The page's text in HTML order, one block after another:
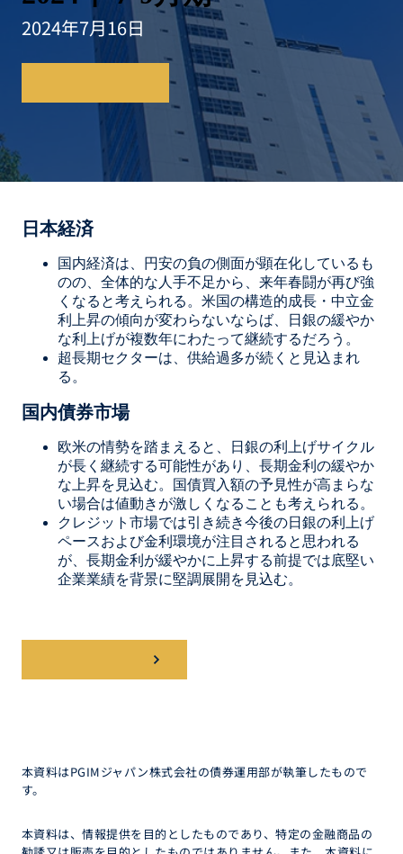
2024年7月16日
日本経済
国内経済は、円安の負の側面が顕在化しているも
のの、全体的な人手不足から、来年春闘が再び強
くなると考えられる。米国の構造的成長・中立金
利上昇の傾向が変わらないならば、日銀の緩やか
な利上げが複数年にわたって継続するだろう。
超長期セクターは、供給過多が続くと見込まれ
る。
国内債券市場
欧米の情勢を踏まえると、日銀の利上げサイクル
が長く継続する可能性があり、長期金利の緩やか
な上昇を見込む。国債買入額の予見性が高まらな
い場合は値動きが激しくなることも考えられる。
クレジット市場では引き続き今後の日銀の利上げ
ペースおよび金利環境が注目されると思われる
が、長期金利が緩やかに上昇する前提では底堅い
企業業績を背景に堅調展開を見込む。
本資料はPGIMジャパン株式会社の債券運用部が執筆したもので
す。
本資料は、情報提供を目的としたものであり、特定の金融商品の